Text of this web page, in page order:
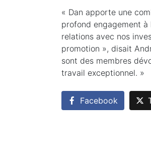
« Dan apporte une
profond engagement à
relations avec nos
promotion », disait
sont des membres
travail exceptionnel. »
Facebook